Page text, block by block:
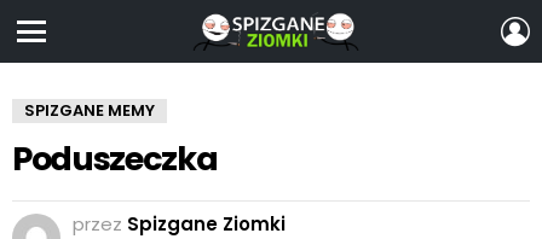
SPIZGANE MEMY
Poduszeczka
przez Spizgane Ziomki